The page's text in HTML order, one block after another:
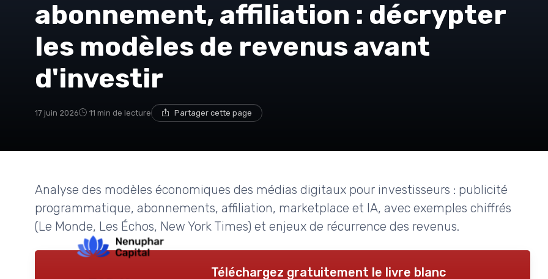
abonnement, affiliation : décrypter
les modèles de revenus avant
d'investir
17 juin 2026 11 min de lecture Partager cette page
Analyse des modèles économiques des médias digitaux pour investisseurs : publicité
programmatique, abonnements, affiliation, marketplace et IA, avec exemples chiffrés
(Le Monde, Les Échos, New York Times) et enjeux de récurrence des revenus.
Téléchargez gratuitement le livre blanc